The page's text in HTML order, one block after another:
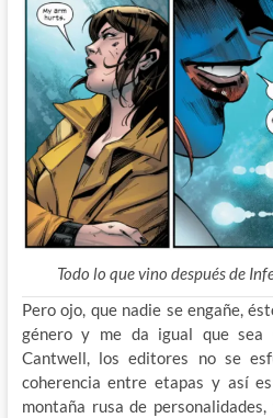
Todo lo que vino después de
Pero ojo, que nadie se engañe,
género y me da igual que sea
Cantwell, los editores no se
coherencia entre etapas y así
montaña rusa de